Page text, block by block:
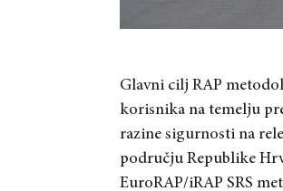
Glavni cilj RAP
korisnika na temelju
razine sigurnosti na
području Republike
EuroRAP/iRAP SRS